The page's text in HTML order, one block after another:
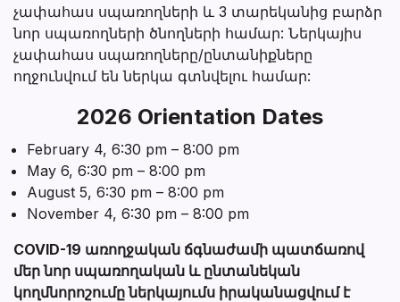
չափահաս սպառողների և 3 տարեկանից բարձր
նոր սպառողների ծնողների համար: Ներկայիս
չափահաս սպառողները/ընտանիքները
ողջունվում են ներկա գտնվելու համար:
2026 Orientation Dates
February 4, 6:30 pm – 8:00 pm
May 6, 6:30 pm – 8:00 pm
August 5, 6:30 pm – 8:00 pm
November 4, 6:30 pm – 8:00 pm
COVID-19 առողջական ճգնաժամի պատճառով
մեր նոր սպառողական և ընտանեկան
կողմնորոշումը ներկայումս իրականացվում է